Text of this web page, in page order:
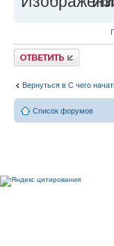
Ответить
Вернуться в С чего
Список форумов